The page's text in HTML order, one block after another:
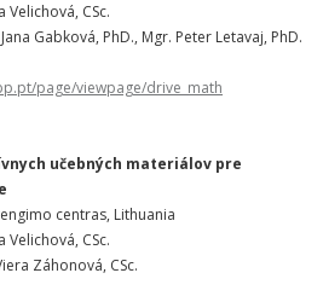
CSc.
Gabková, PhD., Mgr. Peter Letavaj, PhD.
page/viewpage/drive_math
učebných materiálov pre
centras, Lithuania
CSc.
Záhonová, CSc.